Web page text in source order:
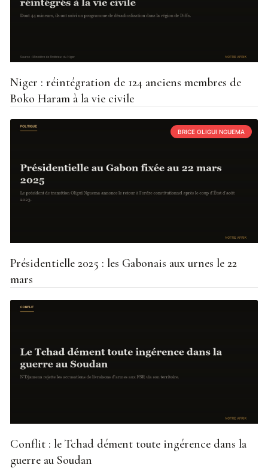
Niger : réintégration de 124 anciens membres de
Boko Haram à la vie civile
BRICE OLIGUI NGUEMA
Présidentielle 2025 : les Gabonais aux urnes le 22
mars
Conflit : le Tchad dément toute ingérence dans la
guerre au Soudan